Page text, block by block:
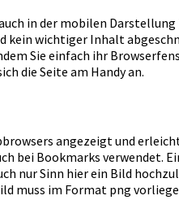
in der mobilen Darstellung
wichtiger Inhalt
Sie einfach ihr
die Seite am Handy an.
angezeigt und
bei Bookmarks verwendet.
nur Sinn hier ein Bild
muss im Format png